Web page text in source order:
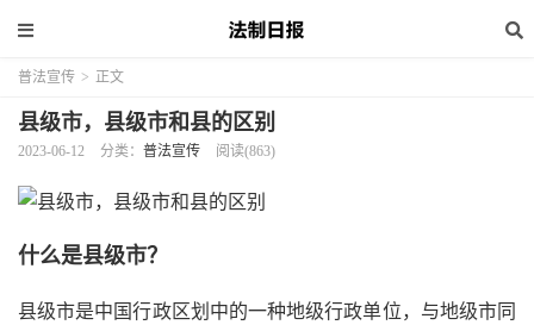
普法宣传 > 正文
县级市，县级市和县的区别
2023-06-12 分类： 普法宣传 阅读(863)
什么是县级市？
县级市是中国行政区划中的一种地级行政单位，与地级市同